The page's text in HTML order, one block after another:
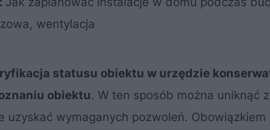
wentylacja
statusu obiektu w urzędzie
obiektu. W ten sposób można uniknąć
uzyskać wymaganych pozwoleń.